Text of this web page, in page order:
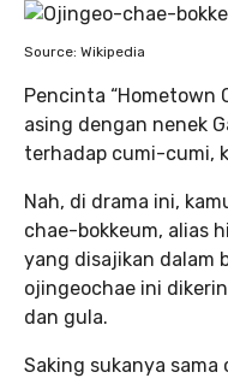
Source: Wikipedia
Pencinta “Hometown
asing dengan nenek
terhadap cumi-cumi,
Nah, di drama ini,
chae-bokkeum, alias
yang disajikan dalam
ojingeochae ini
dan gula.
Saking sukanya